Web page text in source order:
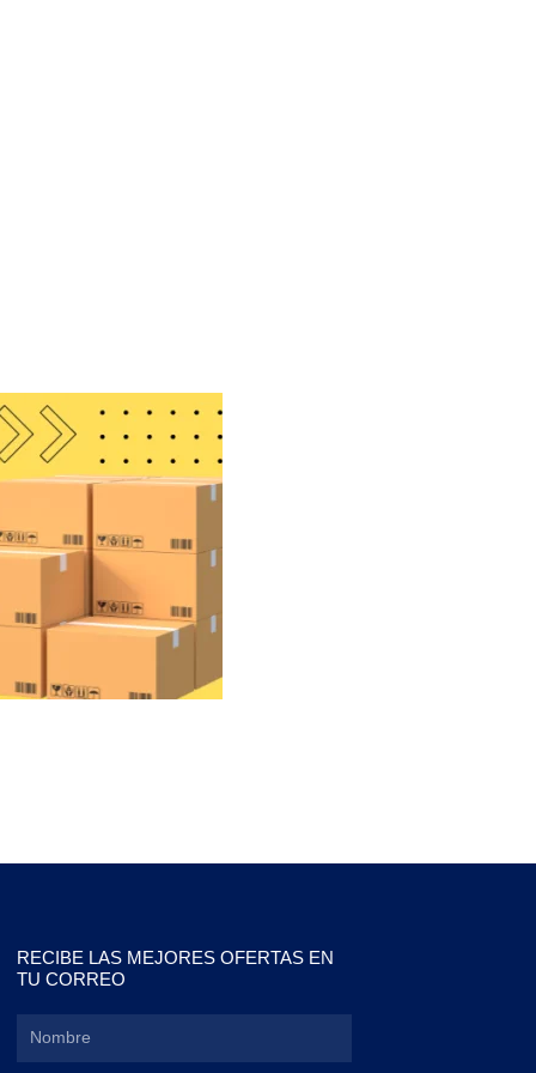
RECIBE LAS MEJORES OFERTAS EN
TU CORREO